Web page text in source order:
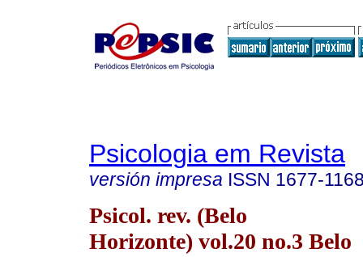
Psicologia em Revista
versión impresa ISSN 1677-
Psicol. rev. (Belo
Horizonte) vol.20 no.3 Belo